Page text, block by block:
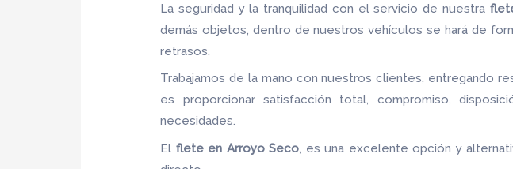
La seguridad y la tranquilidad con el servicio de nuestra
demás objetos, dentro de nuestros vehículos se hará de
retrasos.
Trabajamos de la mano con nuestros clientes, entregando
es proporcionar satisfacción total, compromiso,
necesidades.
El flete en Arroyo Seco , es una excelente opción y